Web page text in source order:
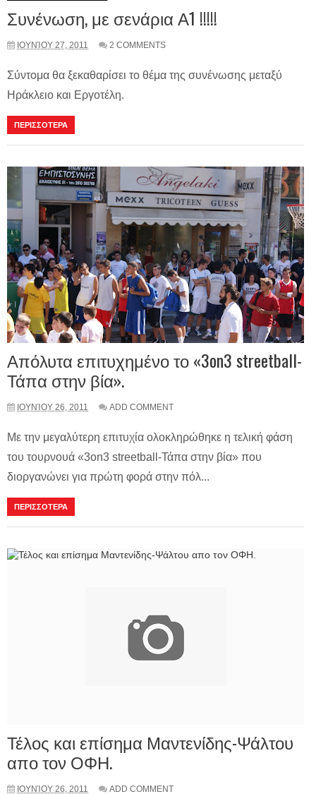
Συνένωση, με σενάρια Α1 !!!!!
ΙΟΥΝΊΟΥ 27, 2011 2 COMMENTS
Σύντομα θα ξεκαθαρίσει το θέμα της συνένωσης μεταξύ
Ηράκλειο και Εργοτέλη.
ΠΕΡΙΣΣΟΤΕΡΑ
Απόλυτα επιτυχημένο το «3on3 streetball-
Τάπα στην βία».
ΙΟΥΝΊΟΥ 26, 2011 ADD COMMENT
Με την μεγαλύτερη επιτυχία ολοκληρώθηκε η τελική φάση
του τουρνουά «3on3 streetball-Τάπα στην βία» που
διοργανώνει για πρώτη φορά στην πόλ...
ΠΕΡΙΣΣΟΤΕΡΑ
Τέλος και επίσημα Μαντενίδης-Ψάλτου
απο τον ΟΦΗ.
ΙΟΥΝΊΟΥ 26, 2011 ADD COMMENT